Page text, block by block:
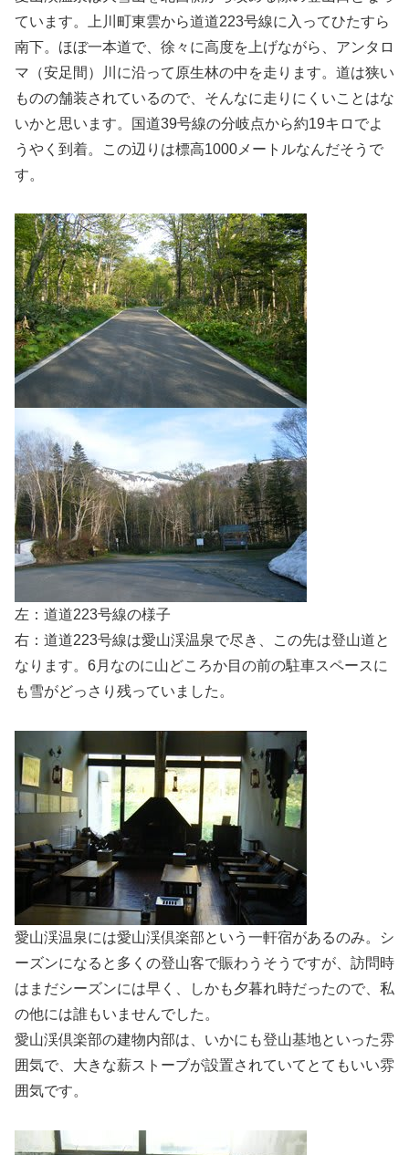
ています。上川町東雲から道道223号線に入ってひたすら
南下。ほぼ一本道で、徐々に高度を上げながら、アンタロ
マ（安足間）川に沿って原生林の中を走ります。道は狭い
ものの舗装されているので、そんなに走りにくいことはな
いかと思います。国道39号線の分岐点から約19キロでよ
うやく到着。この辺りは標高1000メートルなんだそうで
す。
左：道道223号線の様子
右：道道223号線は愛山渓温泉で尽き、この先は登山道と
なります。6月なのに山どころか目の前の駐車スペースに
も雪がどっさり残っていました。
愛山渓温泉には愛山渓倶楽部という一軒宿があるのみ。シ
ーズンになると多くの登山客で賑わうそうですが、訪問時
はまだシーズンには早く、しかも夕暮れ時だったので、私
の他には誰もいませんでした。
愛山渓倶楽部の建物内部は、いかにも登山基地といった雰
囲気で、大きな薪ストーブが設置されていてとてもいい雰
囲気です。